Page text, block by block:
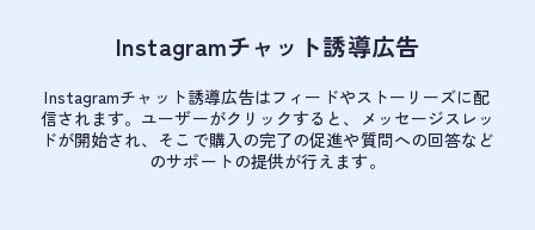
Instagramチャット誘導広告
Instagramチャット誘導広告はフィードやストーリーズに配
信されます。ユーザーがクリックすると、メッセージスレッ
ドが開始され、そこで購入の完了の促進や質問への回答など
のサポートの提供が行えます。